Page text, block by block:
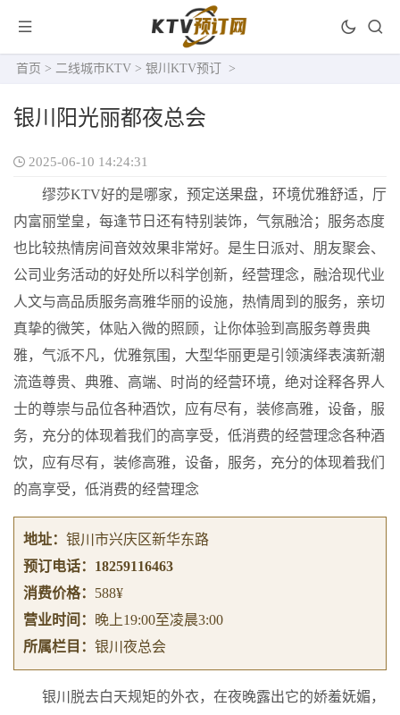
首页 > 二线城市KTV > 银川KTV预订 >
银川阳光丽都夜总会
2025-06-10 14:24:31
缪莎KTV好的是哪家，预定送果盘，环境优雅舒适，厅
内富丽堂皇，每逢节日还有特别装饰，气氛融洽；服务态度
也比较热情房间音效效果非常好。是生日派对、朋友聚会、
公司业务活动的好处所以科学创新，经营理念，融洽现代业
人文与高品质服务高雅华丽的设施，热情周到的服务，亲切
真挚的微笑，体贴入微的照顾，让你体验到高服务尊贵典
雅，气派不凡，优雅氛围，大型华丽更是引领演绎表演新潮
流造尊贵、典雅、高端、时尚的经营环境，绝对诠释各界人
士的尊崇与品位各种酒饮，应有尽有，装修高雅，设备，服
务，充分的体现着我们的高享受，低消费的经营理念各种酒
饮，应有尽有，装修高雅，设备，服务，充分的体现着我们
的高享受，低消费的经营理念
地址： 银川市兴庆区新华东路
预订电话： 18259116463
消费价格： 588¥
营业时间：
晚上19:00至凌晨3:00
所属栏目： 银川夜总会
银川脱去白天规矩的外衣，在夜晚露出它的娇羞妩媚，